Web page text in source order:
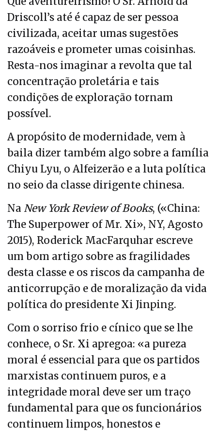
Driscoll’s até é capaz de ser pessoa
civilizada, aceitar umas sugestões
razoáveis e prometer umas coisinhas.
Resta-nos imaginar a revolta que tal
concentração proletária e tais
condições de exploração tornam
possível.
A propósito de modernidade, vem à
baila dizer também algo sobre a família
Chiyu Lyu, o Alfeizerão e a luta política
no seio da classe dirigente chinesa.
NaNew York Review of Books, («China:
The Superpower of Mr. Xi», NY, Agosto
2015), Roderick MacFarquhar escreve
um bom artigo sobre as fragilidades
desta classe e os riscos da campanha de
anticorrupção e de moralização da vida
política do presidente Xi Jinping.
Com o sorriso frio e cínico que se lhe
conhece, o Sr. Xi apregoa: «a pureza
moral é essencial para que os partidos
marxistas continuem puros, e a
integridade moral deve ser um traço
fundamental para que os funcionários
continuem limpos, honestos e